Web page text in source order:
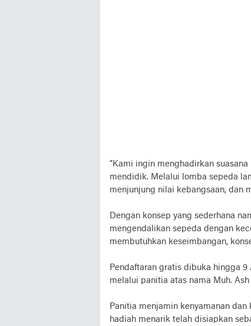
“Kami ingin menghadirkan
mendidik. Melalui lomba sepeda
menjunjung nilai kebangsaan, dan
Dengan konsep yang sederhana
mengendalikan sepeda dengan
membutuhkan keseimbangan,
Pendaftaran gratis dibuka hingga
melalui panitia atas nama Muh.
Panitia menjamin kenyamanan
hadiah menarik telah disiapkan